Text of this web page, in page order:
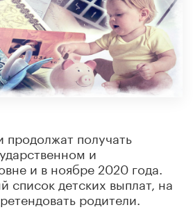
продолжат получать
и
и в ноябре 2020 года.
список детских выплат, на
родители.